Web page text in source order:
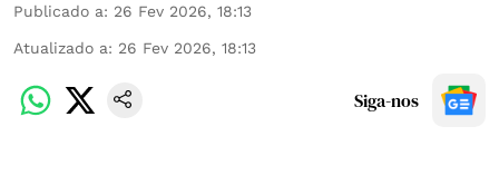
Publicado a: 26 Fev 2026, 18:13
Atualizado a: 26 Fev 2026, 18:13
Siga-nos